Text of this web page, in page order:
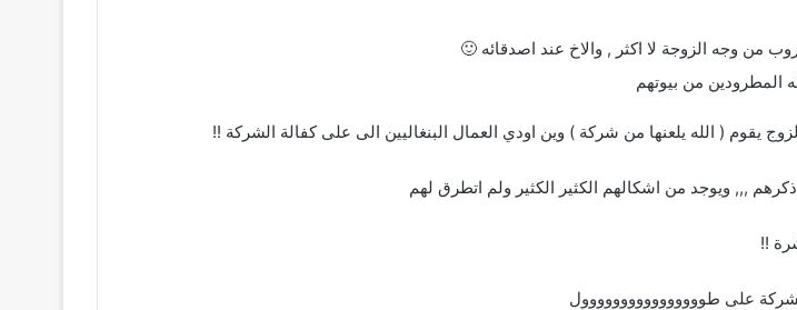
من وجه الزوجة لا اكثر , والاخ عند اصدقائه 🙂
المطرودين من بيوتهم
يقوم ( الله يلعنها من شركة ) وين اودي العمال البنغاليين الى على كفالة الشركة !!
,,, ويوجد من اشكالهم الكثير الكثير ولم اتطرق لهم
!!
على طوووووووووووووووول